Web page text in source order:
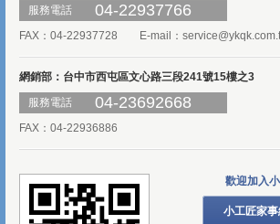
服務電話
04-22937766
FAX：04-22937728 E-mail：
網銷部：台中市西屯區文心路三段241號15樓之3
服務電話
04-23692668
FAX：04-22936886
歡迎加入
小工匠家